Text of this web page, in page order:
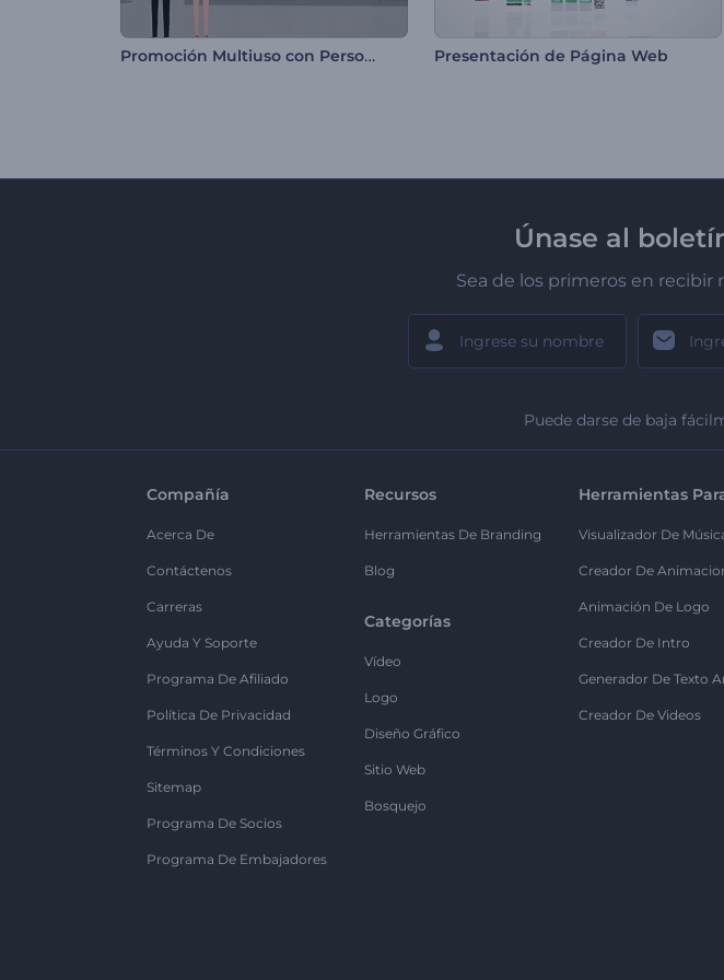
Promoción Multiuso con Personajes Presentación de Página Web
Únase al
Sea de los primeros en
Puede darse de baja
Compañía
Acerca De
Contáctenos
Carreras
Ayuda Y Soporte
Programa De Afiliado
Política De Privacidad
Términos Y Condiciones
Sitemap
Programa De Socios
Programa De Embajadores
Recursos
Herramientas De Branding
Blog
Categorías
Vídeo
Logo
Diseño Gráfico
Sitio Web
Bosquejo
Herramientas
Visualizador De
Creador De
Animación De Logo
Creador De Intro
Generador De Texto
Creador De Videos